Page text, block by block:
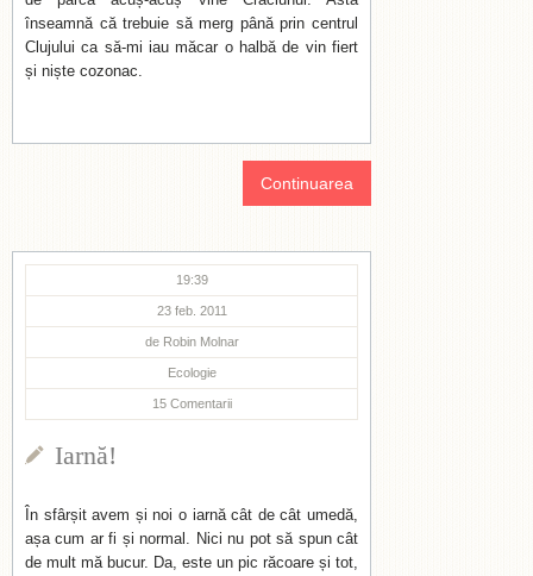
înseamnă că trebuie să merg până prin centrul
Clujului ca să-mi iau măcar o halbă de vin fiert
și niște cozonac.
Continuarea
19:39
23 feb. 2011
de Robin Molnar
Ecologie
15 Comentarii
Iarnă!
În sfârșit avem și noi o iarnă cât de cât umedă,
așa cum ar fi și normal. Nici nu pot să spun cât
de mult mă bucur. Da, este un pic răcoare și tot,